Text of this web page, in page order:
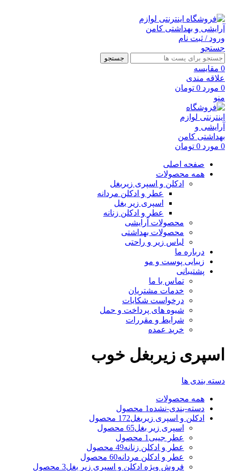
ورود / ثبت نام
جستجو
جستجو
0 مقايسه
علاقه مندی
0 مورد 0 تومان
منو
0 مورد 0 تومان
صفحه اصلی
همه محصولات
ادکلن و اسپری زیربغل
عطر و ادکلن مردانه
اسپری زیر بغل
عطر و ادکلن زنانه
محصولات آرایشی
محصولات بهداشتی
لباس زیر و راحتی
درباره ما
زیبایی پوست و مو
پشتیبانی
تماس با ما
خدمات مشتریان
درخواست شکایات
شیوه های پرداخت و حمل
شرایط و مقررات
خرید عمده
اسپری زیربغل خوب
دسته بندی ها
همه محصولات
دسته-بندی-نشده 1 محصول
ادکلن و اسپری زیربغل172 محصول
اسپری زیر بغل65 محصول
عطر جیبی 1 محصول
عطر و ادکلن زنانه49 محصول
عطر و ادکلن مردانه60 محصول
فروش ویژه ادکلن و اسپری زیر بغل3 محصول